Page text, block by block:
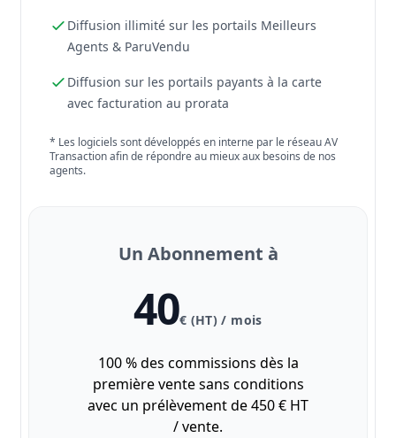
Diffusion illimité sur les portails Meilleurs
Agents & ParuVendu
Diffusion sur les portails payants à la carte
avec facturation au prorata
* Les logiciels sont développés en interne par le réseau AV
Transaction afin de répondre au mieux aux besoins de nos
agents.
Un Abonnement à
40€ (HT) / mois
100 % des commissions dès la
première vente sans conditions
avec un prélèvement de 450 € HT
/ vente.